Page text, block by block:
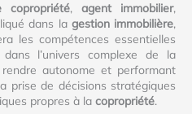
copropriété, agent immobilier,
dans la gestion immobilière,
les compétences essentielles
l’univers complexe de la
autonome et performant
prise de décisions stratégiques
propres à la copropriété.